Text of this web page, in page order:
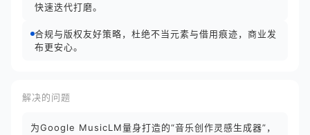
快速迭代打磨。
合规与版权友好策略，杜绝不当元素与借用痕迹，商业发
布更安心。
解决的问题
为Google MusicLM量身打造的“音乐创作灵感生成器”，